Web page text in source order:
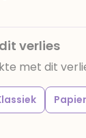
verlies
met dit
Papier